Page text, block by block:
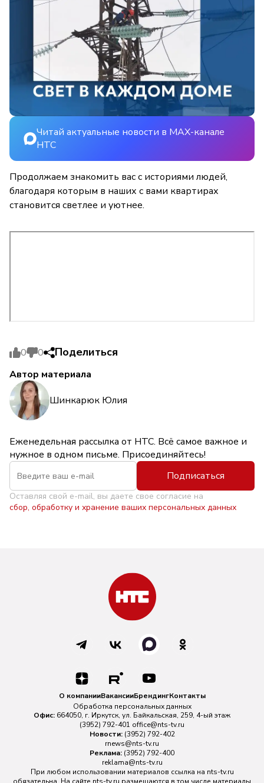
Читай актуальные новости в MAX-канале
НТС
Продолжаем знакомить вас с историями людей,
благодаря которым в наших с вами квартирах
становится светлее и уютнее.
0 0 Поделиться
Автор материала
Шинкарюк Юлия
Еженедельная рассылка от НТС. Всё самое важное и
нужное в одном письме. Присоединяйтесь!
Подписаться
Оставляя свой e-mail, вы даете свое согласие на
сбор, обработку и хранение ваших персональных данных
О компанииВакансииБрендингКонтакты
Обработка персональных данных
Офис: 664050, г. Иркутск, ул. Байкальская, 259, 4-ый этаж
(3952) 792-401 office@nts-tv.ru
Новости: (3952) 792-402
rnews@nts-tv.ru
Реклама: (3952) 792-400
reklama@nts-tv.ru
При любом использовании материалов ссылка на nts-tv.ru